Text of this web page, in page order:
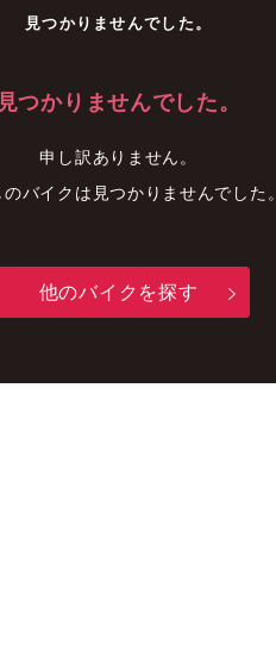
見つかりませんでした。
見つかりませんでした。
申し訳ありません。
バイクは見つかりませんでした。
他のバイクを探す
中古車